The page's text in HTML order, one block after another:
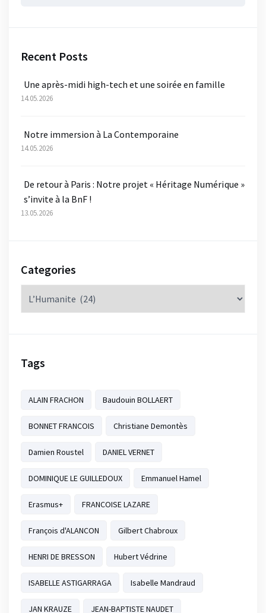
Recent Posts
Une après-midi high-tech et une soirée en famille
14.05.2026
Notre immersion à La Contemporaine
14.05.2026
De retour à Paris : Notre projet « Héritage Numérique »
s’invite à la BnF !
13.05.2026
Categories
Tags
ALAIN FRACHON Baudouin BOLLAERT
BONNET FRANCOIS Christiane Demontès
Damien Roustel DANIEL VERNET
DOMINIQUE LE GUILLEDOUX Emmanuel Hamel
Erasmus+ FRANCOISE LAZARE
François d'ALANCON Gilbert Chabroux
HENRI DE BRESSON Hubert Védrine
ISABELLE ASTIGARRAGA Isabelle Mandraud
JAN KRAUZE JEAN-BAPTISTE NAUDET